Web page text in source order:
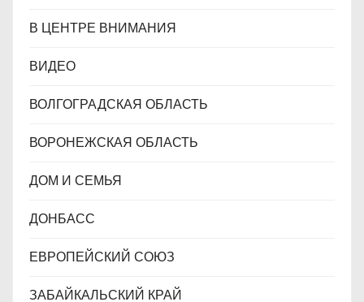
В ЦЕНТРЕ ВНИМАНИЯ
ВИДЕО
ВОЛГОГРАДСКАЯ ОБЛАСТЬ
ВОРОНЕЖСКАЯ ОБЛАСТЬ
ДОМ И СЕМЬЯ
ДОНБАСС
ЕВРОПЕЙСКИЙ СОЮЗ
ЗАБАЙКАЛЬСКИЙ КРАЙ